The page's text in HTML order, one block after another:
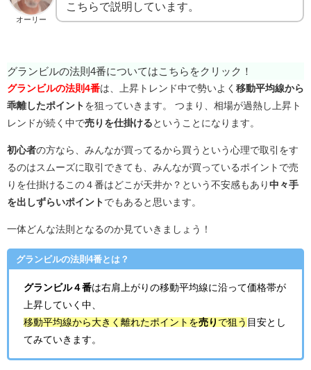
オーリー
こちらで説明しています。
グランビルの法則4番についてはこちらをクリック！
グランビルの法則4番は、上昇トレンド中で勢いよく 移動平均線から
乖離したポイント を狙っていきます。 つまり、相場が過熱し上昇ト
レンドが続く中 で売りを仕掛ける ということになります。
初心者の方なら、みんなが買ってるから買うという心理で取引をす
るのはスムーズに取引できても、みんなが買っているポイントで売
りを仕掛けるこの４番はどこが天井か？という不安感もあり 中々手
を出しずらいポイント でもあると思います。
一体どんな法則となるのか見ていきましょう！
グランビルの法則4番とは？
グランビル４番は右肩上がりの移動平均線に沿って価格帯が
上昇していく中、
移動平均線から大きく離れたポイントを売り で狙う 目安とし
てみていきます。